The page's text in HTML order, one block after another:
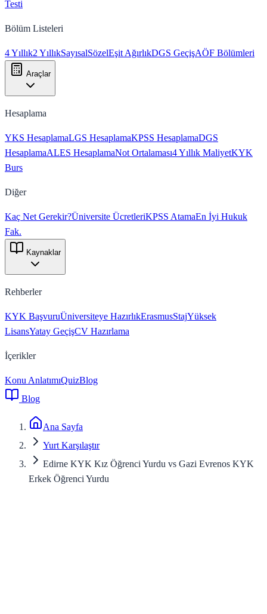
Testi
Bölüm Listeleri
4 Yıllık2 YıllıkSayısalSözelEşit AğırlıkDGS GeçişAÖF Bölümleri
Araçlar
Hesaplama
YKS HesaplamaLGS HesaplamaKPSS HesaplamaDGS
HesaplamaALES HesaplamaNot Ortalaması4 Yıllık MaliyetKYK
Burs
Diğer
Kaç Net Gerekir?Üniversite ÜcretleriKPSS AtamaEn İyi Hukuk
Fak.
Kaynaklar
Rehberler
KYK BaşvuruÜniversiteye HazırlıkErasmusStajYüksek
LisansYatay GeçişCV Hazırlama
İçerikler
Konu AnlatımıQuizBlog
Blog
Ana Sayfa
Yurt Karşılaştır
Edirne KYK Kız Öğrenci Yurdu vs Gazi Evrenos KYK
Erkek Öğrenci Yurdu